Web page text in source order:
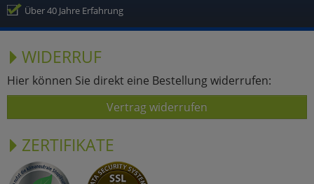
Über 40 Jahre Erfahrung
WIDERRUF
Hier können Sie direkt eine Bestellung widerrufen:
Vertrag widerrufen
ZERTIFIKATE